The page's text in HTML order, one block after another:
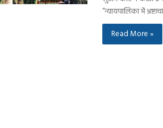
“न्यायपालिका में
Read More »